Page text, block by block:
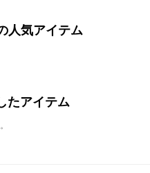
人気アイテム
たアイテム